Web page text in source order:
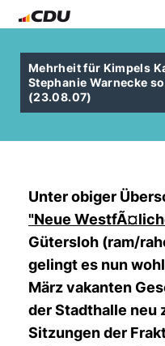
Mehrheit für Kimpels
Stephanie Warnecke
(23.08.07)
Unter obiger
"Neue
Gütersloh (ram/
gelingt es nun
März vakanten
der Stadthalle neu
Sitzungen der